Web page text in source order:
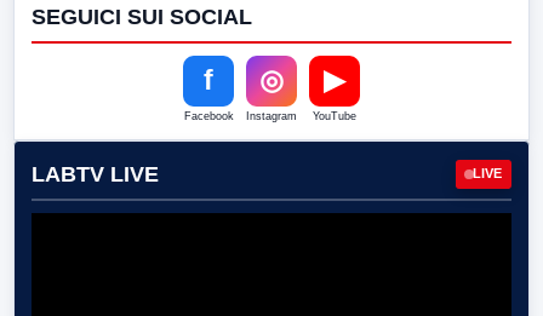
SEGUICI SUI SOCIAL
f
Facebook
◎
Instagram
▶
YouTube
LABTV LIVE LIVE